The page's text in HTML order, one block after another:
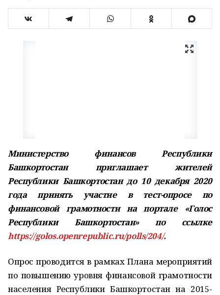
Министерство финансов Республики
Башкортостан приглашает жителей
Республики Башкортостан до 10 декабря 2020
года принять участие в тест-опросе по
финансовой грамотности на портале «Голос
Республики Башкортостан» по ссылке
https://golos.openrepublic.ru/polls/204/.
Опрос проводится в рамках Плана мероприятий
по повышению уровня финансовой грамотности
населения Республики Башкортостан на 2015-